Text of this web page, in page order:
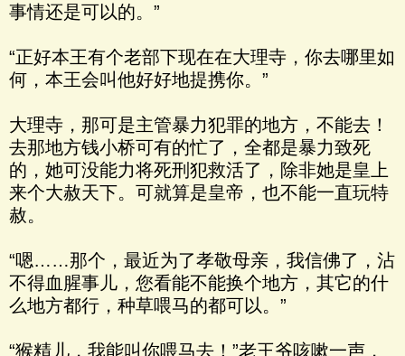
事情还是可以的。”
“正好本王有个老部下现在在大理寺，你去哪里如
何，本王会叫他好好地提携你。”
大理寺，那可是主管暴力犯罪的地方，不能去！
去那地方钱小桥可有的忙了，全都是暴力致死
的，她可没能力将死刑犯救活了，除非她是皇上
来个大赦天下。可就算是皇帝，也不能一直玩特
赦。
“嗯……那个，最近为了孝敬母亲，我信佛了，沾
不得血腥事儿，您看能不能换个地方，其它的什
么地方都行，种草喂马的都可以。”
“猴精儿，我能叫你喂马去！”老王爷咳嗽一声，